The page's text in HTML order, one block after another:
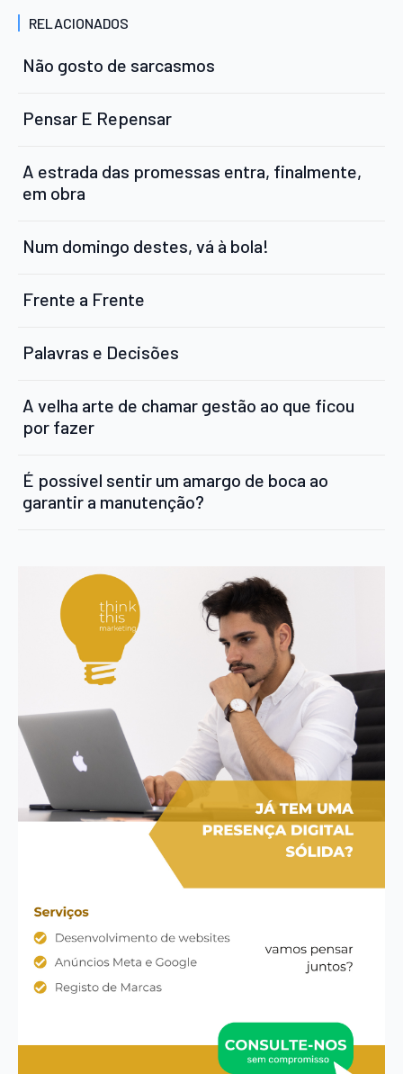
RELACIONADOS
Não gosto de sarcasmos
Pensar E Repensar
A estrada das promessas entra, finalmente,
em obra
Num domingo destes, vá à bola!
Frente a Frente
Palavras e Decisões
A velha arte de chamar gestão ao que ficou
por fazer
É possível sentir um amargo de boca ao
garantir a manutenção?